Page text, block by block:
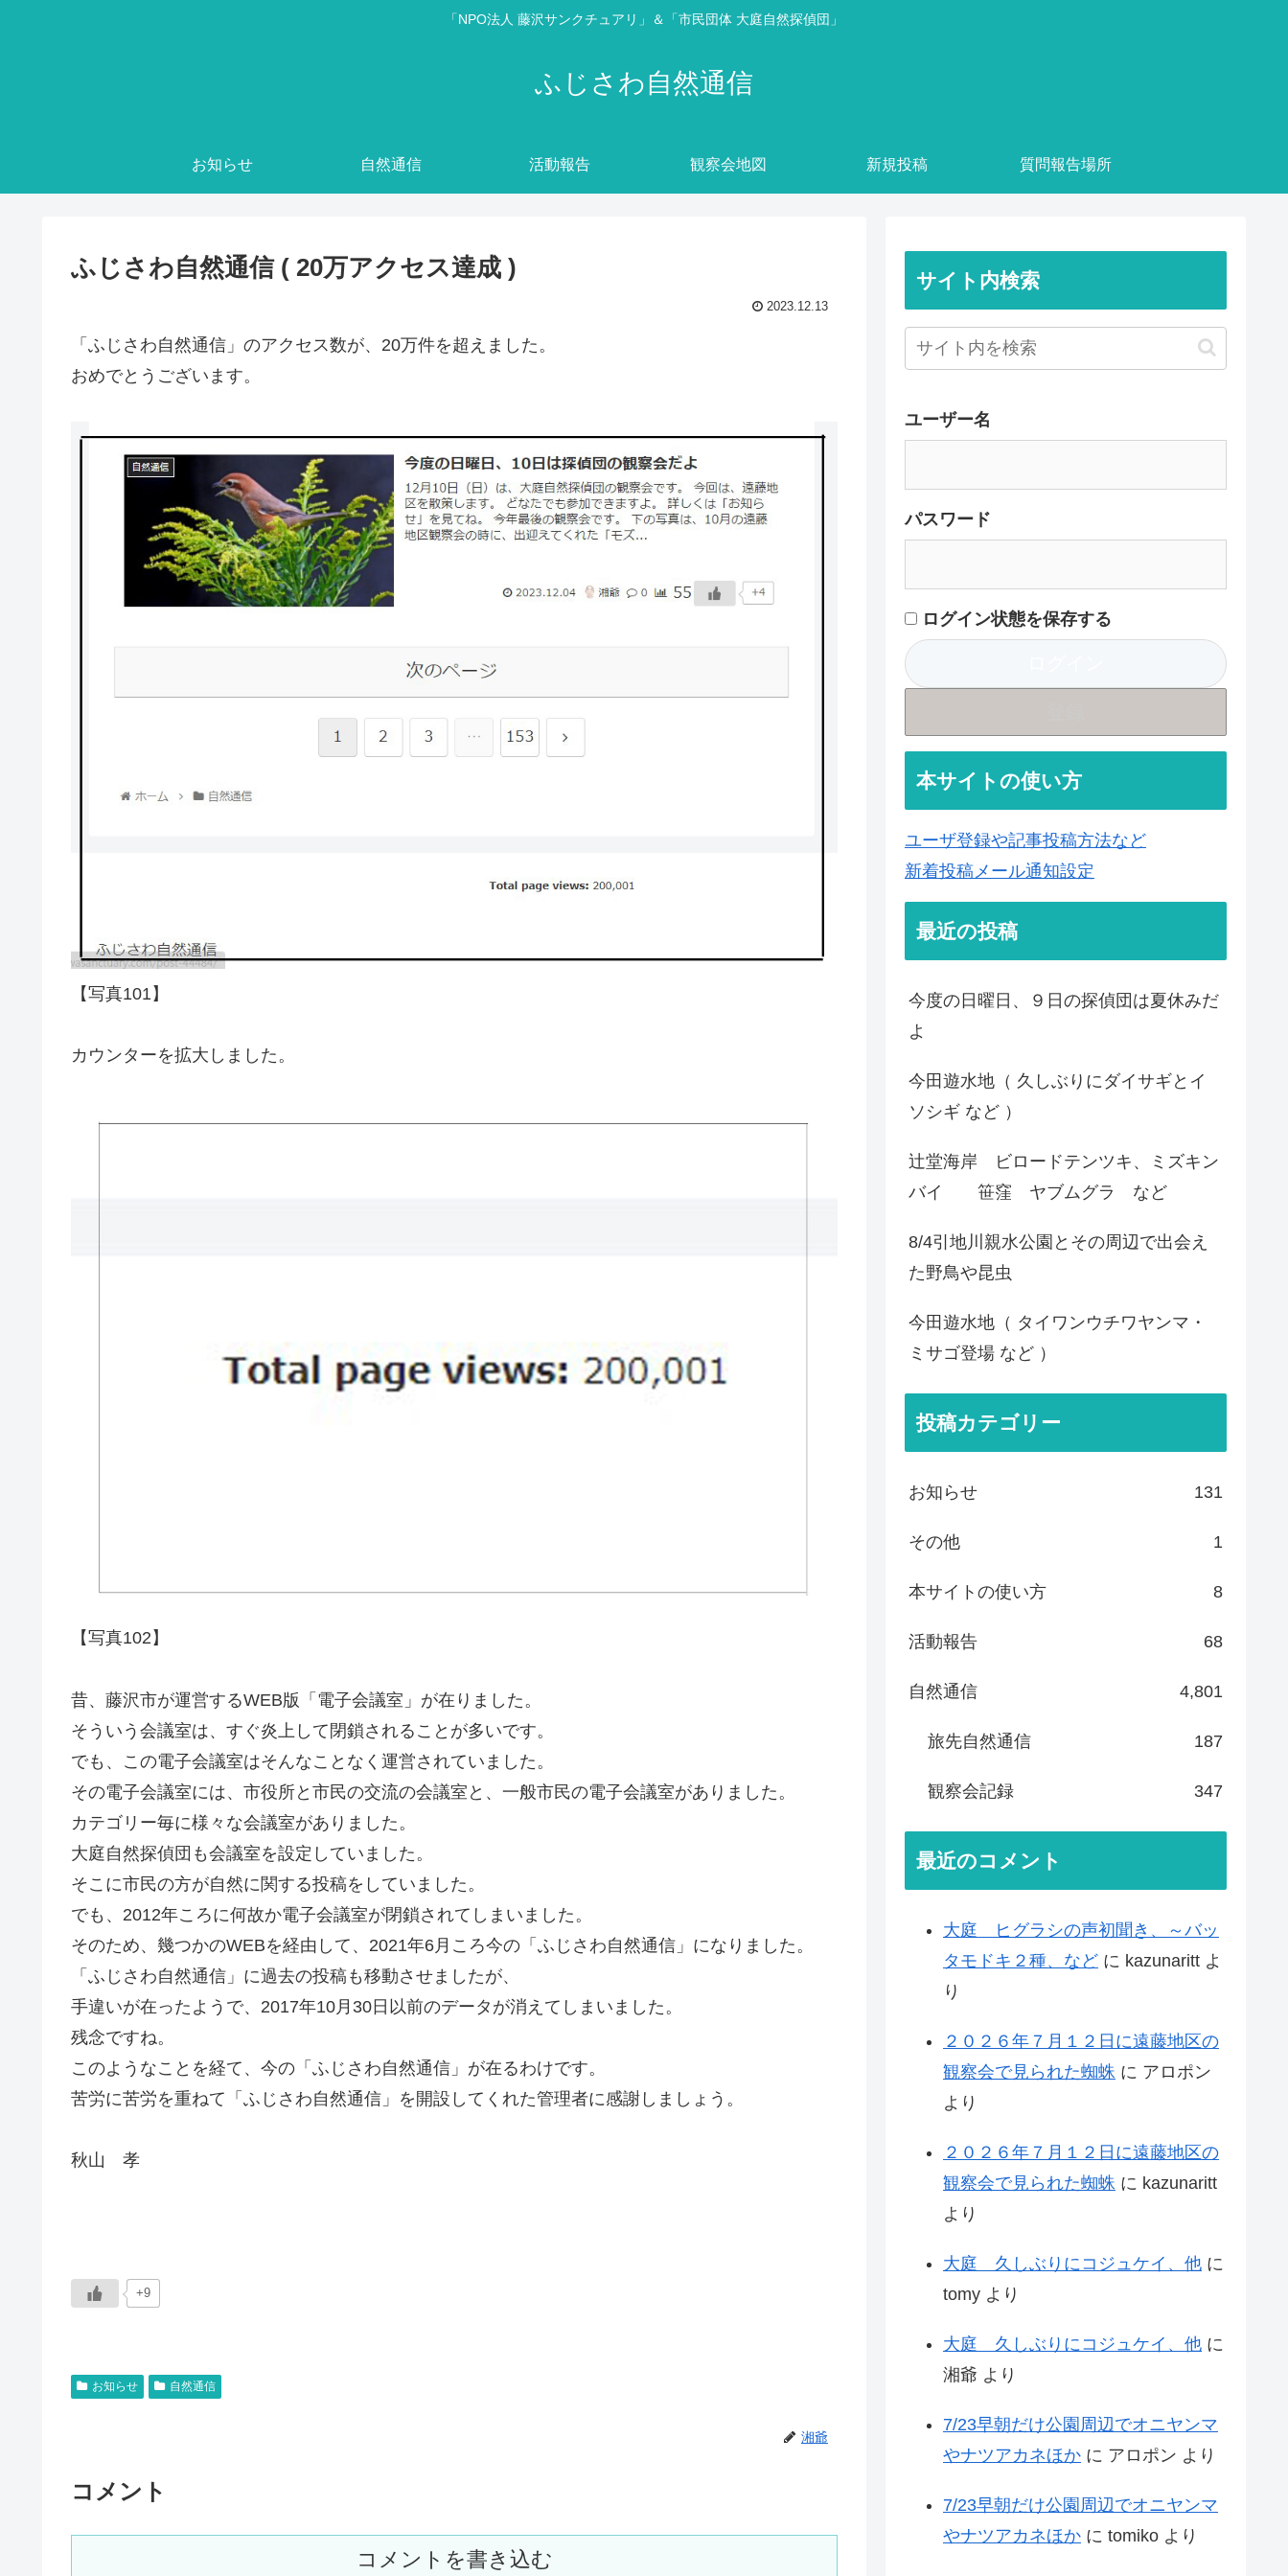
「NPO法人 藤沢サンクチュアリ」＆「市民団体 大庭自然探偵団」
ふじさわ自然通信
お知らせ 自然通信 活動報告 観察会地図 新規投稿 質問報告場所
ふじさわ自然通信 ( 20万アクセス達成 )
2023.12.13
「ふじさわ自然通信」のアクセス数が、20万件を超えました。
おめでとうございます。
【写真101】
カウンターを拡大しました。
【写真102】
昔、藤沢市が運営するWEB版「電子会議室」が在りました。
そういう会議室は、すぐ炎上して閉鎖されることが多いです。
でも、この電子会議室はそんなことなく運営されていました。
その電子会議室には、市役所と市民の交流の会議室と、一般市民の電子会議室がありました。
カテゴリー毎に様々な会議室がありました。
大庭自然探偵団も会議室を設定していました。
そこに市民の方が自然に関する投稿をしていました。
でも、2012年ころに何故か電子会議室が閉鎖されてしまいました。
そのため、幾つかのWEBを経由して、2021年6月ころ今の「ふじさわ自然通信」になりました。
「ふじさわ自然通信」に過去の投稿も移動させましたが、
手違いが在ったようで、2017年10月30日以前のデータが消えてしまいました。
残念ですね。
このようなことを経て、今の「ふじさわ自然通信」が在るわけです。
苦労に苦労を重ねて「ふじさわ自然通信」を開設してくれた管理者に感謝しましょう。
秋山 孝
+9
お知らせ 自然通信
湘爺
コメント
コメントを書き込む
サイト内検索
ユーザー名
パスワード
ログイン状態を保存する
本サイトの使い方
ユーザ登録や記事投稿方法など
新着投稿メール通知設定
最近の投稿
今度の日曜日、９日の探偵団は夏休みだ
よ
今田遊水地（ 久しぶりにダイサギとイ
ソシギ など ）
辻堂海岸 ビロードテンツキ、ミズキン
バイ 笹窪 ヤブムグラ など
8/4引地川親水公園とその周辺で出会え
た野鳥や昆虫
今田遊水地（ タイワンウチワヤンマ・
ミサゴ登場 など ）
投稿カテゴリー
お知らせ 131
その他 1
本サイトの使い方 8
活動報告 68
自然通信 4,801
旅先自然通信 187
観察会記録 347
最近のコメント
大庭 ヒグラシの声初聞き、～バッ
タモドキ２種、など に kazunaritt よ
り
２０２６年７月１２日に遠藤地区の
観察会で見られた蜘蛛 に アロポン
より
２０２６年７月１２日に遠藤地区の
観察会で見られた蜘蛛 に kazunaritt
より
大庭 久しぶりにコジュケイ、他 に
tomy より
大庭 久しぶりにコジュケイ、他 に
湘爺 より
7/23早朝だけ公園周辺でオニヤンマ
やナツアカネほか に アロポン より
7/23早朝だけ公園周辺でオニヤンマ
やナツアカネほか に tomiko より